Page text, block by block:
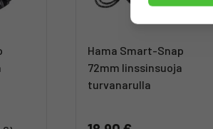
Hama Smart-Snap
72mm linssinsuoja
turvanarulla